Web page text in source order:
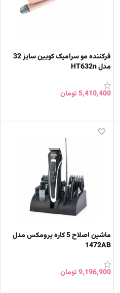
فرکننده مو سرامیک کویین سایز 32
مدل HT632n
5,410,400تومان
ماشین اصلاح 5 کاره پرومکس مدل
1472AB
9,196,900تومان